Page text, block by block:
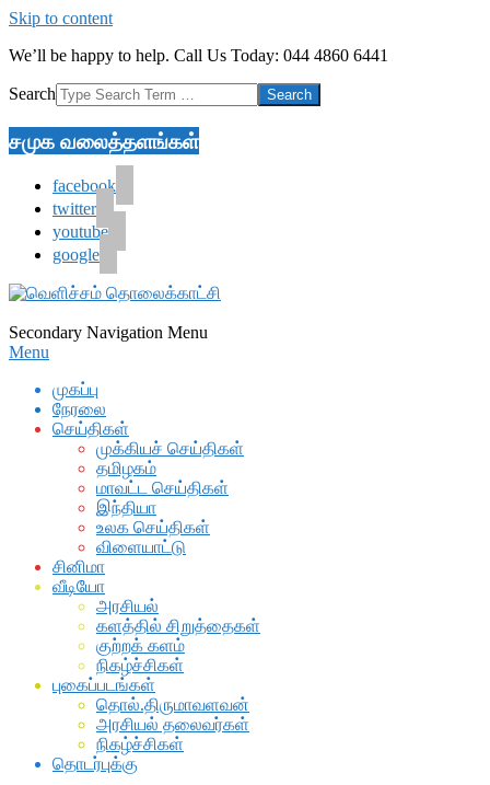
Skip to content
We’ll be happy to help. Call Us Today: 044 4860 6441
Search
சமுக வலைத்தளங்கள்
facebook
twitter
youtube
google
Secondary Navigation Menu
Menu
முகப்பு
நேரலை
செய்திகள்
முக்கியச் செய்திகள்
தமிழகம்
மாவட்ட செய்திகள்
இந்தியா
உலக செய்திகள்
விளையாட்டு
சினிமா
வீடியோ
அரசியல்
களத்தில் சிறுத்தைகள்
குற்றக் களம்
நிகழ்ச்சிகள்
புகைப்படங்கள்
தொல்.திருமாவளவன்
அரசியல் தலைவர்கள்
நிகழ்ச்சிகள்
தொடர்புக்கு